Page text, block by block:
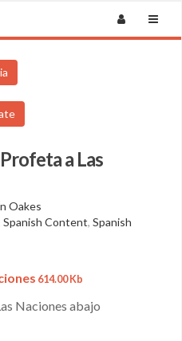
a Las
Oakes
Spanish Content, Spanish
614.00 Kb
Naciones abajo